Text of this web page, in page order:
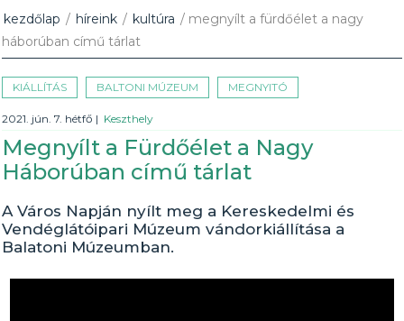
kezdőlap / híreink / kultúra / megnyílt a fürdőélet a nagy
háborúban című tárlat
KIÁLLÍTÁS BALTONI MÚZEUM MEGNYITÓ
2021. jún. 7. hétfő | Keszthely
Megnyílt a Fürdőélet a Nagy
Háborúban című tárlat
A Város Napján nyílt meg a Kereskedelmi és
Vendéglátóipari Múzeum vándorkiállítása a
Balatoni Múzeumban.